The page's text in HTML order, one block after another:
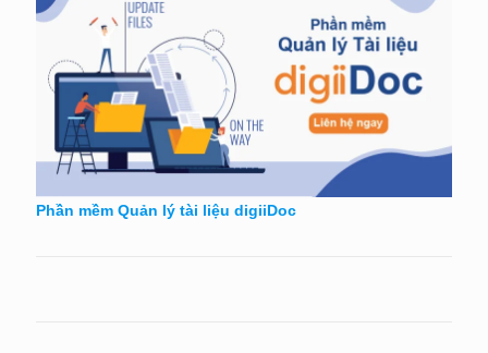
Phần mềm Quản lý tài liệu digiiDoc